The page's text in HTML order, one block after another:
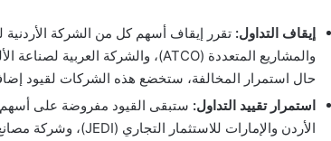
إيقاف التداول:
حال استمرار المخالفة، ستخضع هذه الشركات لقيود
استمرار تقييد التداول: